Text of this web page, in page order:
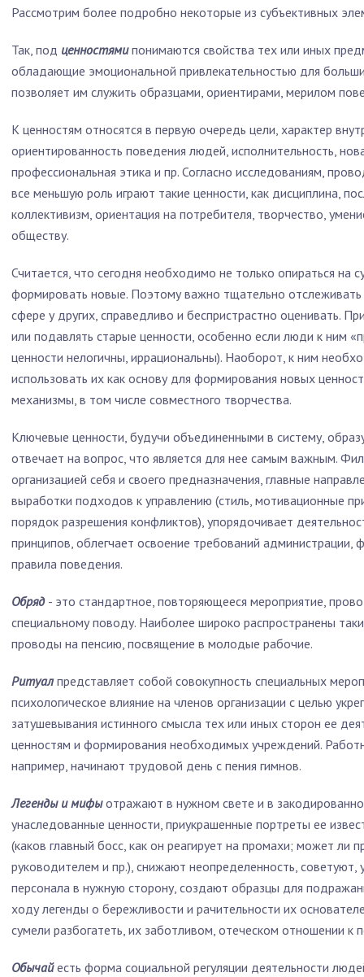
Рассмотрим более подробно некоторые из субъективных
Так, под ценностямипонимаются свойства тех или иных
обладающие эмоциональной привлекатель­ностью для
позволяет им слу­жить образцами, ориентирами, мерилом
К ценностям относятся в первую очередь цели, характер
ориентированность поведения людей, исполнительность,
профессиональная этика и пр. Согласно исследованиям,
все меньшую роль играют такие ценности, как дисцип­лина,
коллективизм, ориентация на потребителя, творчество,
обществу.
Считается, что сегодня необходимо не только опираться на
формировать новые. Поэтому важно тщательно отслеживать
сфере у других, справедливо и беспристрастно оценивать.
или подавлять старые ценности, особенно если люди к ним
ценности нелогичны, иррациональны). Наоборот, к ним
использовать их как основу для формирования новых
механизмы, в том числе совместного творчества.
Ключевые ценности, будучи объединенными в систему,
отвечает на вопрос, что является для нее самым важным.
организацией себя и своего предназначения, главные
выработки подходов к управлению (стиль, мотивационные
порядок разрешения конфликтов), упорядочивает
принципов, облегчает освоение требований администрации,
правила поведения.
Обряд - это стандартное, повторяющееся мероприятие,
специальному поводу. Наиболее широ­ко распространены
проводы на пенсию, посвящение в молодые рабочие.
Ритуалпредставляет собой совокупность специальных
психологическое влияние на членов орга­низации с целью
затушевывания истинно­го смысла тех или иных сторон ее
ценностям и формирования необходимых учреждений.
например, начинают трудовой день с пения гимнов.
Легенды и мифыотражают в нужном свете и в
унаследованные ценности, приукрашен­ные портреты ее
(каков глав­ный босс, как он реагирует на промахи; может ли
руководителем и пр.), снижают неопределенность, советуют,
персонала в нужную сторону, создают об­разцы для
ходу легенды о бережливости и рачительности их
сумели разбогатеть, их заботливом, отеческом отношении к
Обычайесть форма социальной регуляции деятельности